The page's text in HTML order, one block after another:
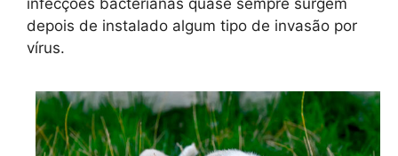
infecções bacterianas quase sempre surgem
depois de instalado algum tipo de invasão por
vírus.